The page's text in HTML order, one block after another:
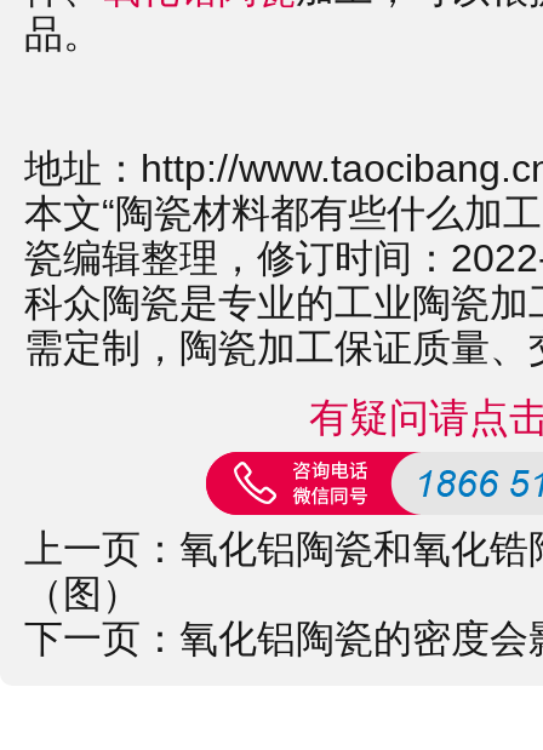
品。
地址： http://
本文“陶瓷材料都有些什么加
瓷编辑整理，修订时间：
科众陶瓷是专业的工业陶瓷加
需定制， 陶瓷加工保证质量、
有疑问请点
上一页： 氧化铝陶瓷和氧化
（图）
下一页： 氧化铝陶瓷的密度